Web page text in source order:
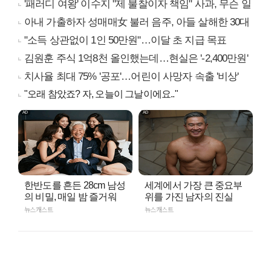
'패러디 여왕' 이수지 "제 불찰이자 책임" 사과, 무슨 일
아내 가출하자 성매매女 불러 음주, 아들 살해한 30대
"소득 상관없이 1인 50만원"…이달 초 지급 목표
김원훈 주식 1억8천 올인했는데…현실은 '-2,400만원'
치사율 최대 75% '공포'…어린이 사망자 속출 '비상'
"오래 참았죠? 자, 오늘이 그날이에요.."
한반도를 흔든 28cm 남성
의 비밀, 매일 밤 즐거워
뉴스캐스트
세계에서 가장 큰 중요부
위를 가진 남자의 진실
뉴스캐스트